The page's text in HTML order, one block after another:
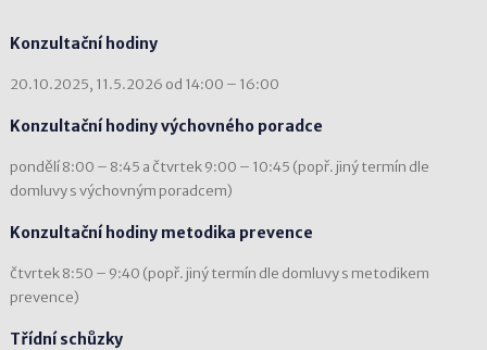
Konzultační hodiny
20.10.2025, 11.5.2026 od 14:00 – 16:00
Konzultační hodiny výchovného poradce
pondělí 8:00 – 8:45 a čtvrtek 9:00 – 10:45 (popř. jiný termín dle
domluvy s výchovným poradcem)
Konzultační hodiny metodika prevence
čtvrtek 8:50 – 9:40 (popř. jiný termín dle domluvy s metodikem
prevence)
Třídní schůzky